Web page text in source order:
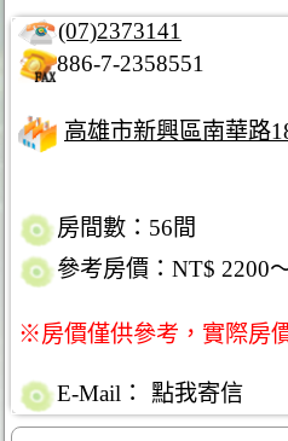
(07)2373141
886-7-2358551
高雄市新興區南華路
房間數：56間
參考房價：NT$ 2200
※房價僅供參考，實際房
E-Mail： 點我寄信